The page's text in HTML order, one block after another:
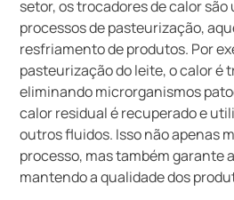
setor, os trocadores de calor são
processos de pasteurização,
resfriamento de produtos. Por
pasteurização do leite, o calor é
eliminando microrganismos
calor residual é recuperado e
outros fluidos. Isso não apenas
processo, mas também garante
mantendo a qualidade dos